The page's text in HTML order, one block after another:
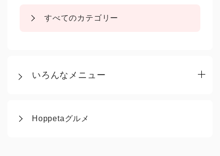
すべてのカテゴリー
いろんなメニュー
Hoppetaグルメ